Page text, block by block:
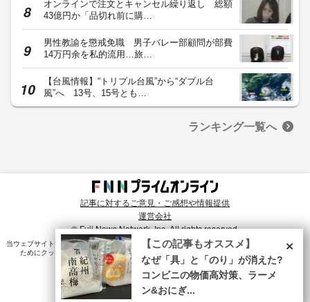
×
【この記事もオススメ】
なぜ「具」と「のり」が消えた?
コンビニの物価高対策、ラーメ
ン&おにぎ...